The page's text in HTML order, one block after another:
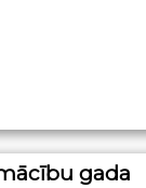
gada